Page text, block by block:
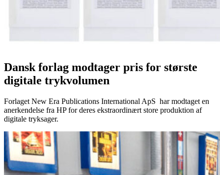
Dansk forlag modtager pris for største
digitale trykvolumen
Forlaget New Era Publications International ApS har modtaget en
anerkendelse fra HP for deres ekstraordinært store produktion af
digitale tryksager.